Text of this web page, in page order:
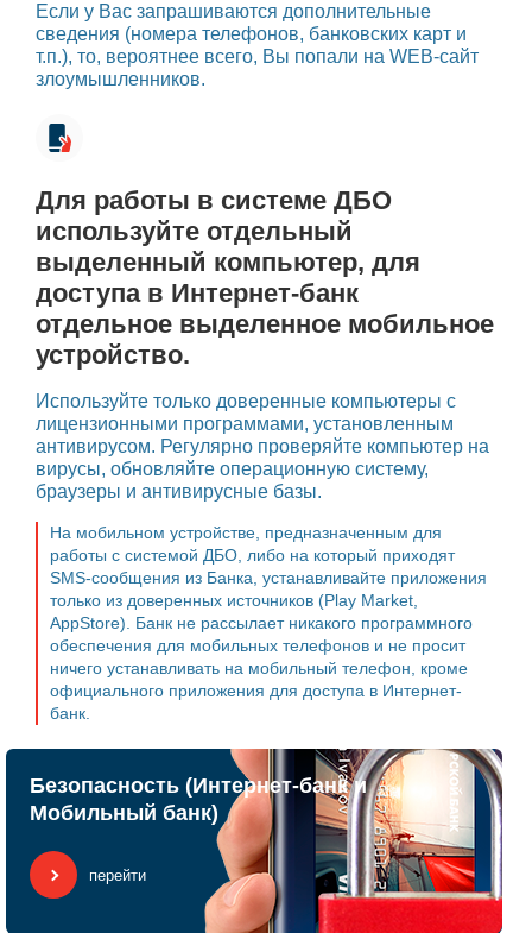
Если у Вас запрашиваются дополнительные
сведения (номера телефонов, банковских карт и
т.п.), то, вероятнее всего, Вы попали на WEB-сайт
злоумышленников.
Для работы в системе ДБО
используйте отдельный
выделенный компьютер, для
доступа в Интернет-банк
отдельное выделенное мобильное
устройство.
Используйте только доверенные компьютеры с
лицензионными программами, установленным
антивирусом. Регулярно проверяйте компьютер на
вирусы, обновляйте операционную систему,
браузеры и антивирусные базы.
На мобильном устройстве, предназначенным для
работы с системой ДБО, либо на который приходят
SMS-сообщения из Банка, устанавливайте приложения
только из доверенных источников (Play Market,
AppStore). Банк не рассылает никакого программного
обеспечения для мобильных телефонов и не просит
ничего устанавливать на мобильный телефон, кроме
официального приложения для доступа в Интернет-
банк.
Безопасность (Интернет-банк и
Мобильный банк)
перейти